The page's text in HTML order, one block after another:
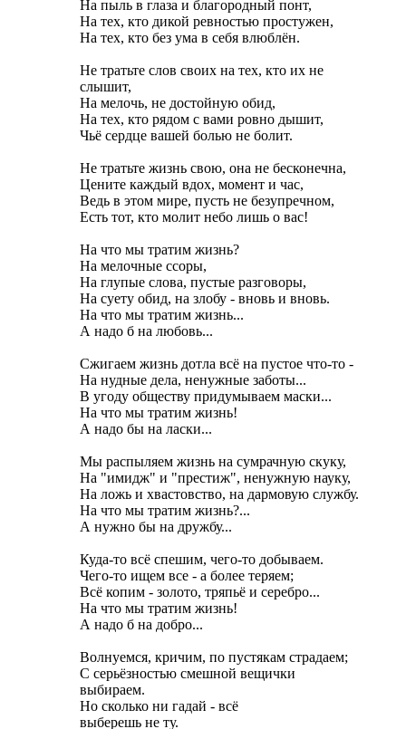
На пыль в глаза и благородный понт,
На тех, кто дикой ревностью простужен,
На тех, кто без ума в себя влюблён.
Hе тратьте слов своих на тех, кто их не
слышит,
На мелочь, не достойную обид,
На тех, кто рядом с вами ровно дышит,
Чьё сердце вашей болью не болит.
Не тратьте жизнь свою, она не бесконечна,
Цените каждый вдох, момент и час,
Ведь в этом мире, пусть не безупречном,
Есть тот, кто молит небо лишь о вас!
На что мы тратим жизнь?
На мелочные ссоры,
На глупые слова, пустые разговоры,
На суету обид, на злобу - вновь и вновь.
На что мы тратим жизнь...
А надо б на любовь...
Сжигаем жизнь дотла всё на пустое что-то -
На нудные дела, ненужные заботы...
В угоду обществу придумываем маски...
На что мы тратим жизнь!
А надо бы на ласки...
Мы распыляем жизнь на сумрачную скуку,
На "имидж" и "престиж", ненужную науку,
На ложь и хвастовство, на дармовую службу.
На что мы тратим жизнь?...
А нужно бы на дружбу...
Куда-то всё спешим, чего-то добываем.
Чего-то ищем все - а более теряем;
Всё копим - золото, тряпьё и серебро...
На что мы тратим жизнь!
А надо б на добро...
Волнуемся, кричим, по пустякам страдаем;
С серьёзностью смешной вещички
выбираем.
Но сколько ни гадай - всё
выберешь не ту.